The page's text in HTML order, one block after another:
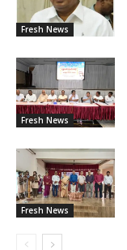
Fresh News
Fresh News
Fresh News